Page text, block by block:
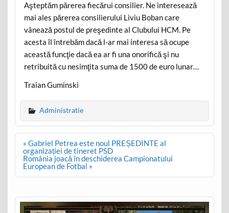
Aşteptăm părerea fiecărui consilier. Ne interesează
mai ales părerea consilierului Liviu Boban care
vânează postul de preşedinte al Clubului HCM. Pe
acesta îl întrebăm dacă l-ar mai interesa să ocupe
această funcţie dacă ea ar fi una onorifică şi nu
retribuită cu nesimţita suma de 1500 de euro lunar…
Traian Guminski
Administratie
Post
navigation
« Gabriel Petrea este noul PREȘEDINTE al
organizației de tineret PSD
România joacă în deschiderea Campionatului
European de Fotbal »